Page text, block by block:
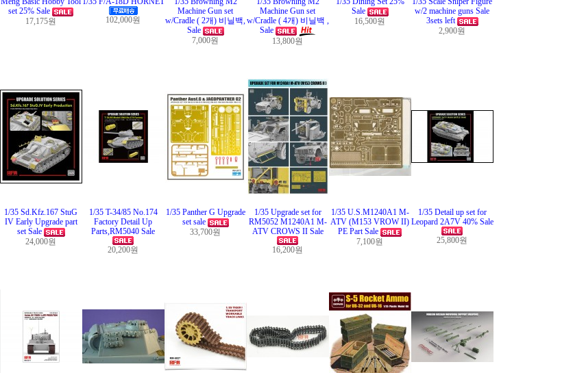
set 25% Sale
17,175원
102,000원
Machine Gun set
w/Cradle ( 2개) 비닐백,
Sale
7,000원
Machine Gun set
w/Cradle ( 4개) 비닐백 ,
Sale
13,800원
Sale
16,500원
w/2 machine guns Sale
3sets left
2,900원
1/35 Sd.Kfz.167 StuG
IV Early Upgrade part
set Sale
24,000원
1/35 T-34/85 No.174
Factory Detail Up
Parts,RM5040 Sale
20,200원
1/35 Panther G Upgrade
set sale
33,700원
1/35 Upgrade set for
RM5052 M1240A1 M-
ATV CROWS II Sale
16,200원
1/35 U.S.M1240A1 M-
ATV (M153 VROW II)
PE Part Sale
7,100원
1/35 Detail up set for
Leopard 2A7V 40% Sale
25,800원